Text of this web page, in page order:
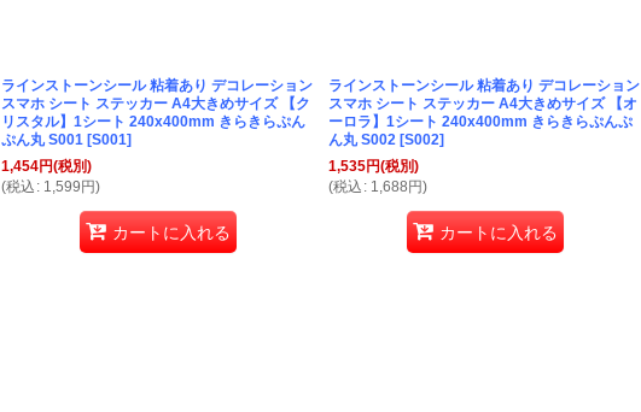
ラインストーンシール 粘着あり デコレーション
スマホ シート ステッカー A4大きめサイズ 【ク
リスタル】1シート 240x400mm きらきらぷん
ぷん丸 S001 [S001]
1,454円(税別)
(税込 : 1,599 円)
カートに入れる
ラインストーンシール 粘着あり デコレーション
スマホ シート ステッカー A4大きめサイズ 【オ
ーロラ】1シート 240x400mm きらきらぷんぷ
ん丸 S002 [S002]
1,535円(税別)
(税込 : 1,688 円)
カートに入れる